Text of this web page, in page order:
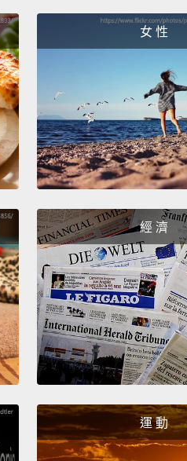
食
伸
刻
No!
不!
So,
那
女 性
經 濟
運 動